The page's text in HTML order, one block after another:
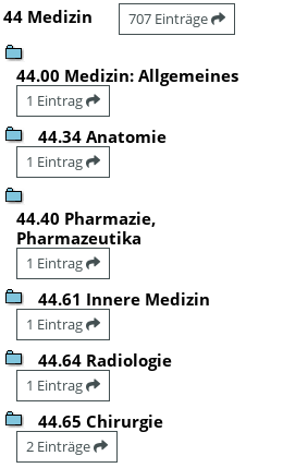
44 Medizin 707 Einträge
44.00 Medizin: Allgemeines
1 Eintrag
44.34 Anatomie
1 Eintrag
44.40 Pharmazie,
Pharmazeutika
1 Eintrag
44.61 Innere Medizin
1 Eintrag
44.64 Radiologie
1 Eintrag
44.65 Chirurgie
2 Einträge